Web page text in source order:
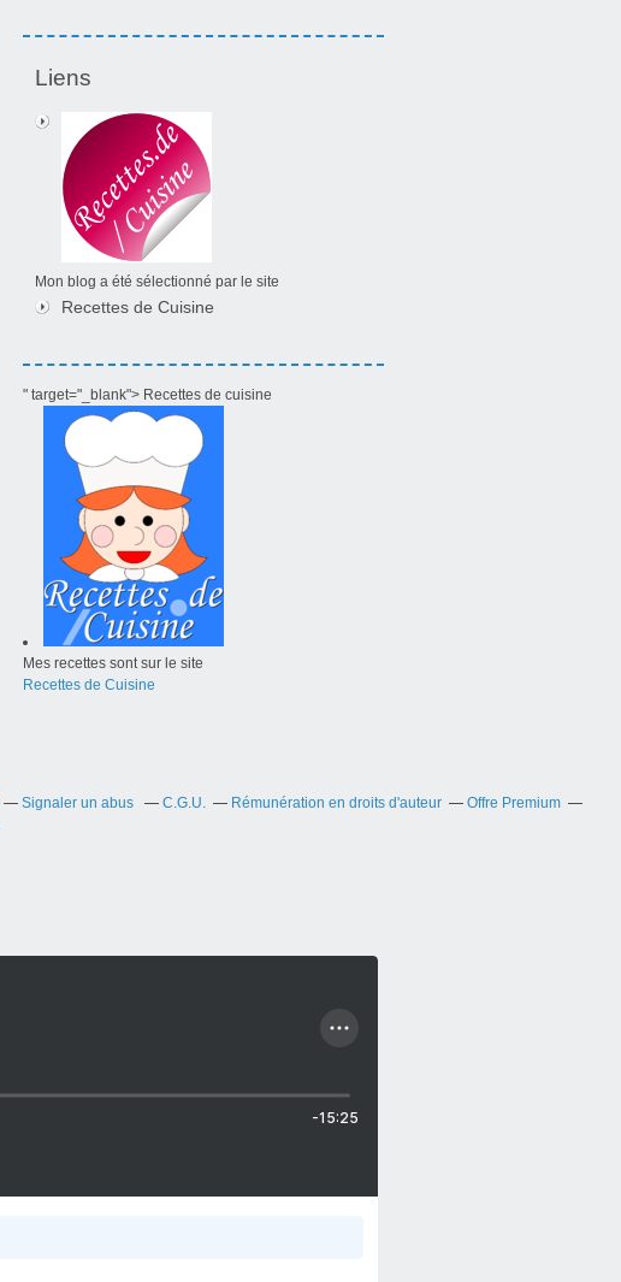
Liens
Mon blog a été sélectionné par le site
Recettes de Cuisine
" target="_blank"> Recettes de cuisine
Mes recettes sont sur le site
Recettes de Cuisine
Signaler un abus C.G.U. Rémunération en droits d'auteur
Offre Premium
-15:25